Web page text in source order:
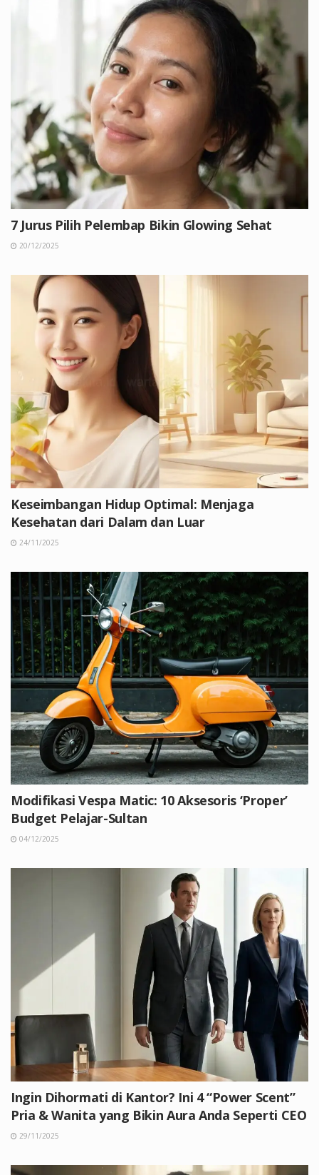
7 Jurus Pilih Pelembap Bikin Glowing Sehat
20/12/2025
Keseimbangan Hidup Optimal: Menjaga
Kesehatan dari Dalam dan Luar
24/11/2025
Modifikasi Vespa Matic: 10 Aksesoris ‘Proper’
Budget Pelajar-Sultan
04/12/2025
Ingin Dihormati di Kantor? Ini 4 “Power Scent”
Pria & Wanita yang Bikin Aura Anda Seperti CEO
29/11/2025